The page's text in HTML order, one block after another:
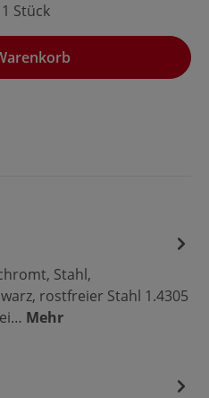
1 Stück
Stahl,
rostfreier Stahl 1.4305
Mehr